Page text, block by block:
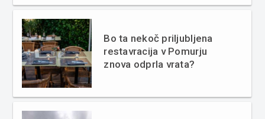
Bo ta nekoč priljubljena
restavracija v Pomurju
znova odprla vrata?